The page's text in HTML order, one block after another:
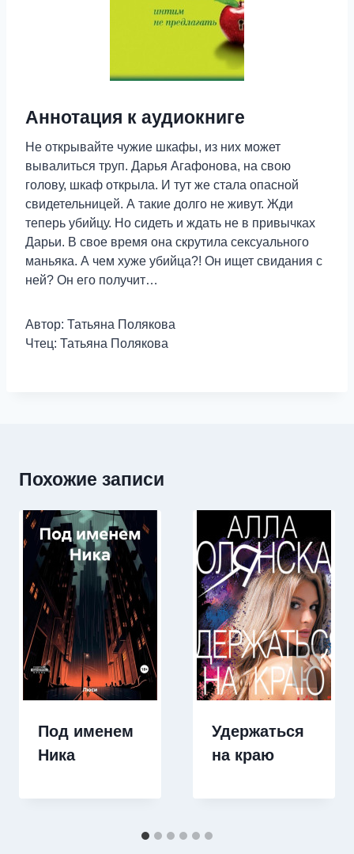
Аннотация к аудиокниге
Не открывайте чужие шкафы, из них может
вывалиться труп. Дарья Агафонова, на свою
голову, шкаф открыла. И тут же стала опасной
свидетельницей. А такие долго не живут. Жди
теперь убийцу. Но сидеть и ждать не в привычках
Дарьи. В свое время она скрутила сексуального
маньяка. А чем хуже убийца?! Он ищет свидания с
ней? Он его получит…
Автор: Татьяна Полякова
Чтец: Татьяна Полякова
Похожие записи
Под именем
Ника
Удержаться
на краю